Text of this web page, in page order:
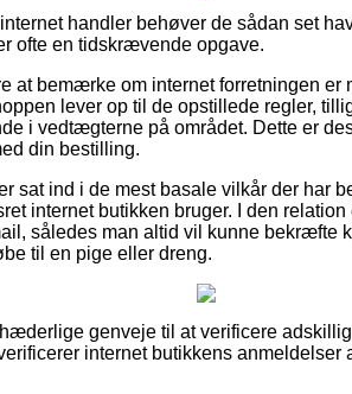
handler behøver de sådan set
ofte en tidskrævende opgave.
at bemærke om internet forretningen
lever op til de opstillede regler,
i vedtægterne på området. Dette er
din bestilling.
sat ind i de mest basale vilkår der har
internet butikken bruger. I den
således man altid vil kunne bekræfte
til en pige eller dreng.
genveje til at verificere
internet butikkens anmeldelser